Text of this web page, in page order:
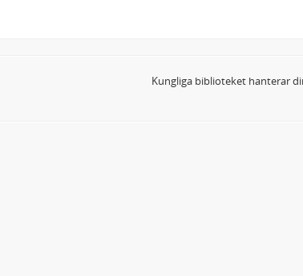
Kungliga biblioteket hanterar